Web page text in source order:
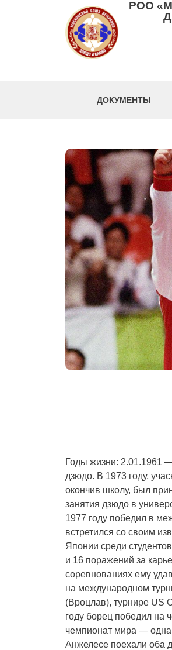
РОО
ДОКУМЕНТЫ
Годы жизни: 2.01.1961
дзюдо. В 1973 году,
окончив школу, был
занятия дзюдо в
1977 году победил в
встретился со своим
Японии среди
и 16 поражений за
соревнованиях ему
на международном
(Вроцлав), турнире US
году борец победил на
чемпионат мира —
Анжелесе поехали оба